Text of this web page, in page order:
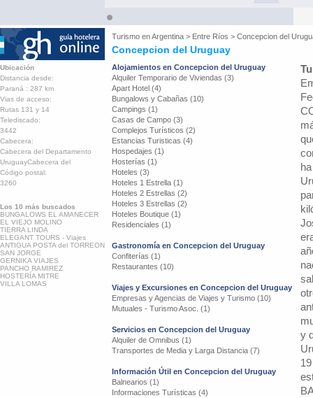
Turismo enArgentina > Entre Ríos > Concepcion del
Concepcion del Uruguay
Ubicación
Distancia desde:
Paraná : 287 km
Vias de acceso:
Rutas 131 y 14
Telediscado:
3442
Cabecera:
Cabecera del Departamento
UruguayCabecera del
Código postal:
3260
Los 10 más buscados
BUNGALOWS EL AMANECER
EL VIEJO MOLINO
TIERRA LINDA
ELEGANT TOURS - Viajes
ANTIGUA POSTA del TORREON
SAN JORGE
GERNIKA VIAJES
PANCHO RAMIREZ
HOSTERÍA MITRE
VILLA LOMAS
Alojamientos en Concepcion del Uruguay
Alquiler Temporario de Viviendas (3)
Apart Hotel (4)
Bungalows y Cabañas (10)
Campings (1)
Casas de Campo (3)
Complejos Turísticos (2)
Estancias Turisticas (4)
Hospedajes (1)
Hosterías (1)
Hoteles (3)
Hoteles 1 Estrella (1)
Hoteles 2 Estrellas (2)
Hoteles 3 Estrellas (2)
Hoteles Boutique (1)
Residenciales (1)
Gastronomía en Concepcion del Uruguay
Confiterías (1)
Restaurantes (10)
Viajes y Excursiones en Concepcion del Uruguay
Empresas y Agencias de Viajes y Turismo (10)
Mutuales - Turismo Asoc. (1)
Servicios en Concepcion del Uruguay
Alquiler de Omnibus (1)
Transportes de Media y Larga Distancia (7)
Información Útil en Concepcion del Uruguay
Balnearios (1)
Informaciones Turísticas (4)
y